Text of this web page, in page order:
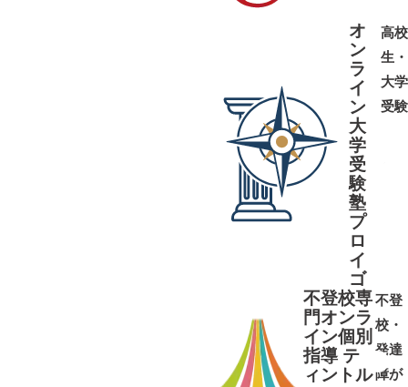
オ
ン
ラ
イ
ン
大
学
受
験
塾
プ
ロ
イ
ゴ
高校
生・
大学
受験
不登校専
門オンラ
イン個別
指導 テ
ィントル
不登
校・
発達
障が
➜➜